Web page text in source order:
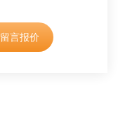
留言报价